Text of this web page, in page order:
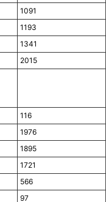
1091
1193
1341
2015
116
1976
1895
1721
566
97